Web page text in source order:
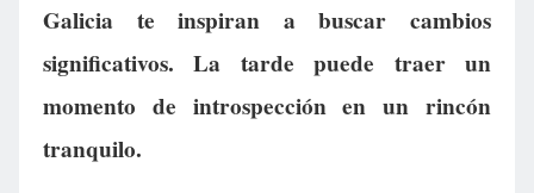
Galicia te inspiran a buscar cambios
significativos. La tarde puede traer un
momento de introspección en un rincón
tranquilo.